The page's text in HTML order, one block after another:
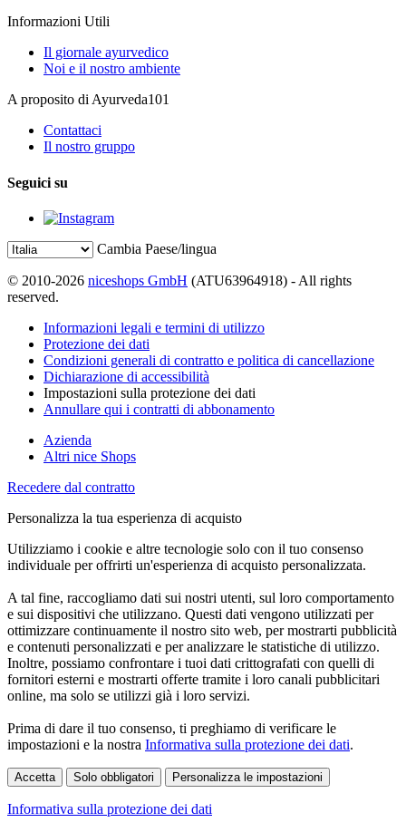
Informazioni Utili
Il giornale ayurvedico
Noi e il nostro ambiente
A proposito di Ayurveda101
Contattaci
Il nostro gruppo
Seguici su
Cambia Paese/lingua
© 2010-2026 niceshops GmbH (ATU63964918) - All rights
reserved.
Informazioni legali e termini di utilizzo
Protezione dei dati
Condizioni generali di contratto e politica di cancellazione
Dichiarazione di accessibilità
Impostazioni sulla protezione dei dati
Annullare qui i contratti di abbonamento
Azienda
Altri nice Shops
Recedere dal contratto
Personalizza la tua esperienza di acquisto
Utilizziamo i cookie e altre tecnologie solo con il tuo consenso
individuale per offrirti un'esperienza di acquisto personalizzata.
A tal fine, raccogliamo dati sui nostri utenti, sul loro comportamento
e sui dispositivi che utilizzano. Questi dati vengono utilizzati per
ottimizzare continuamente il nostro sito web, per mostrarti pubblicità
e contenuti personalizzati e per analizzare le statistiche di utilizzo.
Inoltre, possiamo confrontare i tuoi dati crittografati con quelli di
fornitori esterni e mostrarti offerte tramite i loro canali pubblicitari
online, ma solo se utilizzi già i loro servizi.
Prima di dare il tuo consenso, ti preghiamo di verificare le
impostazioni e la nostra Informativa sulla protezione dei dati.
Accetta Solo obbligatori Personalizza le impostazioni
Informativa sulla protezione dei dati